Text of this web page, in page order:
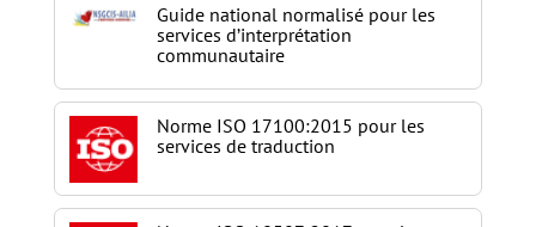
Guide national normalisé pour les
services d’interprétation
communautaire
Norme ISO 17100:2015 pour les
services de traduction